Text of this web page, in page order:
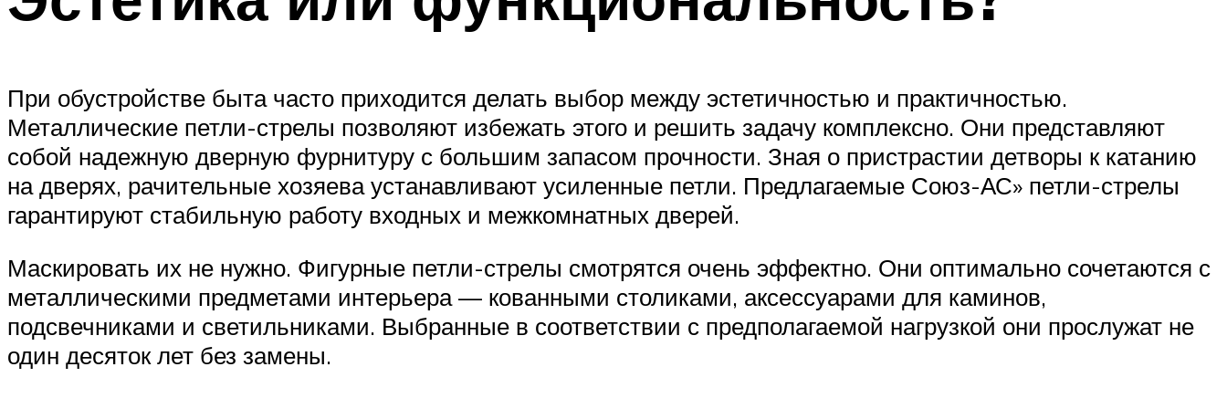
При обустройстве быта часто приходится делать выбор между эстетичностью и практичностью.
Металлические петли-стрелы позволяют избежать этого и решить задачу комплексно. Они представляют
собой надежную дверную фурнитуру с большим запасом прочности. Зная о пристрастии детворы к катанию
на дверях, рачительные хозяева устанавливают усиленные петли. Предлагаемые Союз-АС» петли-стрелы
гарантируют стабильную работу входных и межкомнатных дверей.
Маскировать их не нужно. Фигурные петли-стрелы смотрятся очень эффектно. Они оптимально сочетаются с
металлическими предметами интерьера — кованными столиками, аксессуарами для каминов,
подсвечниками и светильниками. Выбранные в соответствии с предполагаемой нагрузкой они прослужат не
один десяток лет без замены.